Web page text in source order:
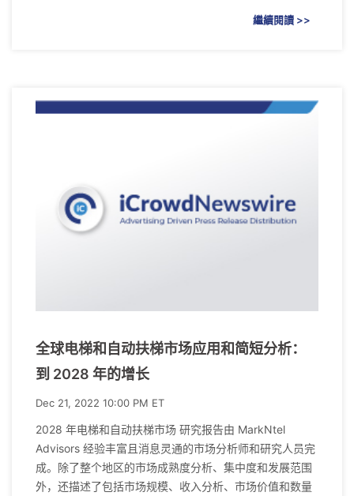
繼續閱讀 >>
全球电梯和自动扶梯市场应用和简短分析：
到 2028 年的增长
Dec 21, 2022 10:00 PM ET
2028 年电梯和自动扶梯市场 研究报告由 MarkNtel
Advisors 经验丰富且消息灵通的市场分析师和研究人员完
成。除了整个地区的市场成熟度分析、集中度和发展范围
外，还描述了包括市场规模、收入分析、市场价值和数量